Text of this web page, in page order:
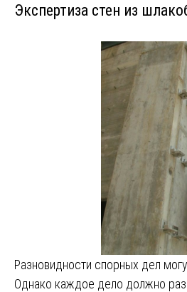
Экспертиза стен из
Разновидности спорных дел
Однако каждое дело должно